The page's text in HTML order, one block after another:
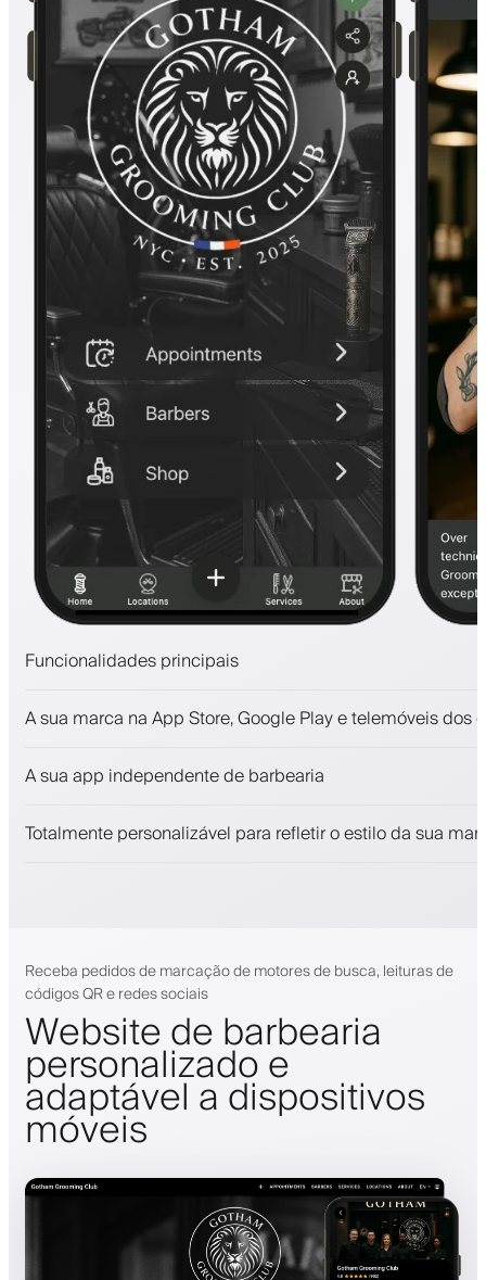
Funcionalidades principais
Pagamentos, caução
Fidelize clientes com um programa de fidelização
A sua marca na App Store, Google Play e telemóveis dos
A sua app independente de barbearia
Totalmente personalizável para refletir o estilo da sua
Receba pedidos de marcação de motores de busca, leituras de
códigos QR e redes sociais
Website de barbearia
personalizado e
adaptável a dispositivos
móveis